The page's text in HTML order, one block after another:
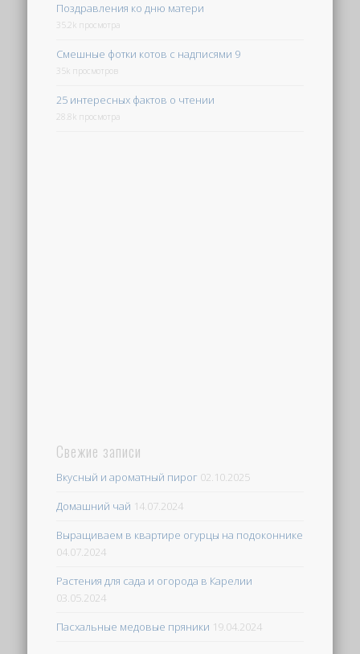
Поздравления ко дню матери
35.2k просмотра
Смешные фотки котов с надписями 9
35k просмотров
25 интересных фактов о чтении
28.8k просмотра
Свежие записи
Вкусный и ароматный пирог 02.10.2025
Домашний чай 14.07.2024
Выращиваем в квартире огурцы на подоконнике
04.07.2024
Растения для сада и огорода в Карелии
03.05.2024
Пасхальные медовые пряники 19.04.2024